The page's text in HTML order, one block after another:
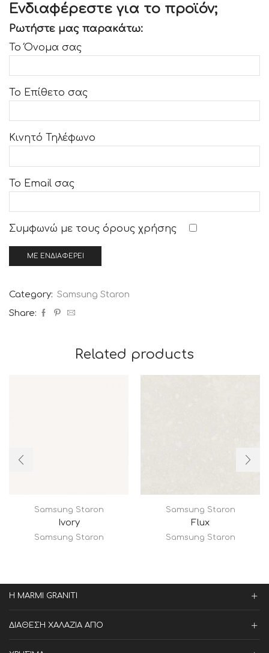
Ενδιαφέρεστε για το προϊόν;
Ρωτήστε μας παρακάτω:
Το Όνομα σας
Το Επίθετο σας
Κινητό Τηλέφωνο
Το Email σας
Συμφωνώ με τους όρους χρήσης
Category: Samsung Staron
Share:
Related products
Samsung Staron
Ivory
Samsung Staron
Samsung Staron
Flux
Samsung Staron
Η MARMI GRANITI
ΔΙΑΘΕΣΗ ΧΑΛΑΖΙΑ ΑΠΟ